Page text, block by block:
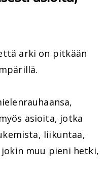
arki on pitkään
asioita, jotka
liikuntaa,
muu pieni hetki,